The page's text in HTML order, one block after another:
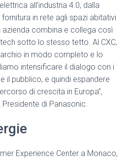
all’industria 4.0, dalla
in rete agli spazi abitativi
azienda combina e collega così
sotto lo stesso tetto. Al CXC,
in modo completo e lo
intensificare il dialogo con i
il pubblico, e quindi espandere
di crescita in Europa”,
di Panasonic.
Experience Center a Monaco,